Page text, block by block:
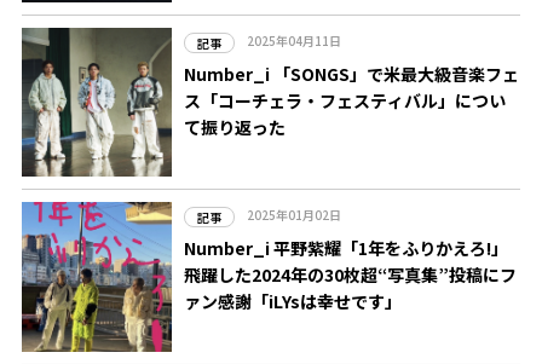
記事 2025年04月11日
Number_i 「SONGS」で米最大級音楽フェ
ス「コーチェラ・フェスティバル」につい
て振り返った
記事 2025年01月02日
Number_i 平野紫耀「1年をふりかえろ!」
飛躍した2024年の30枚超“写真集”投稿にフ
ァン感謝「iLYsは幸せです」